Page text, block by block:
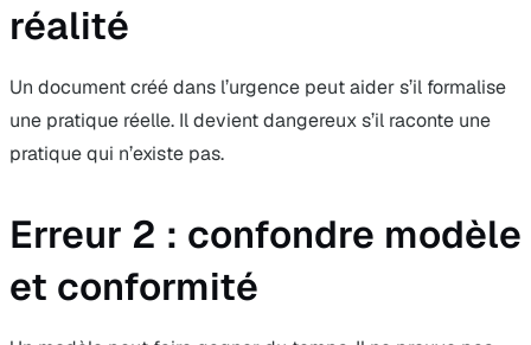
réalité
Un document créé dans l’urgence peut aider s’il formalise
une pratique réelle. Il devient dangereux s’il raconte une
pratique qui n’existe pas.
Erreur 2 : confondre modèle
et conformité